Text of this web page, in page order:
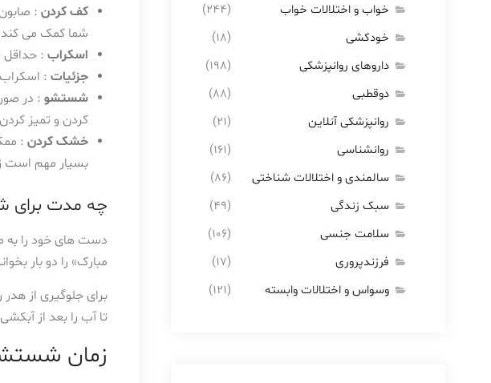
کف کردن :
شما کمک می
اسکراب : حداقل ۲۰ ثانیه هدف بگیرید. این عدد جادویی برای حذف و نابودی میکروب ها است.
جزئیات :
شستشو : در
کردن و تمیز
خشک کردن :
بسیار مهم است
چه مدت برای
مبارک» را دو بار بخوانیم
برای جلوگیری از
تا آب را بعد از
زمان
خواب و اختلالات خواب
(۲۴۴)
خودکشی
(۱۸)
داروهای روانپزشکی
(۱۹۸)
دوقطبی
(۸۸)
روانپزشکی آنلاین
(۲۱)
روانشناسی
(۱۶۱)
سالمندی و اختلالات شناختی
(۸۶)
سبک زندگی
(۴۹)
سلامت جنسی
(۱۰۶)
فرزندپروری
(۱۷)
وسواس و اختلالات وابسته
(۱۲۱)